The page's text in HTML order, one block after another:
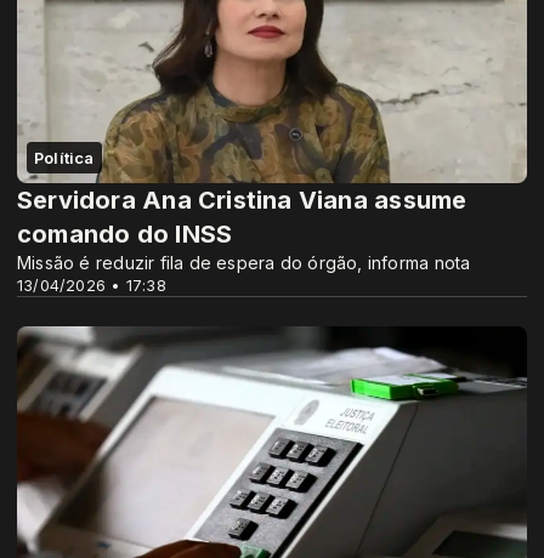
Política
13/04/2026 • 17:38
Servidora Ana Cristina Viana assume
comando do INSS
Missão é reduzir fila de espera do órgão, informa nota